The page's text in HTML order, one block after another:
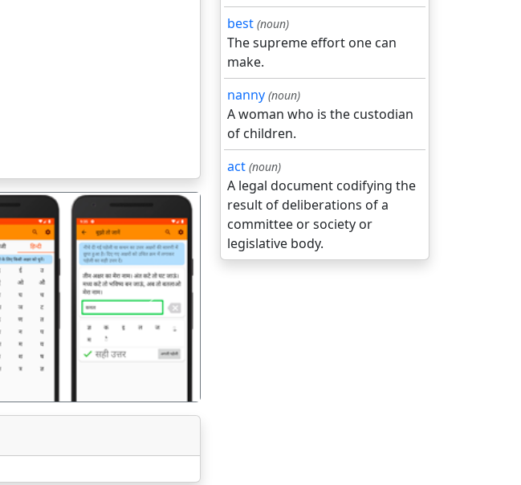
अगला
best (noun)
The supreme effort one can
make.
nanny (noun)
A woman who is the custodian
of children.
act (noun)
A legal document codifying the
result of deliberations of a
committee or society or
legislative body.